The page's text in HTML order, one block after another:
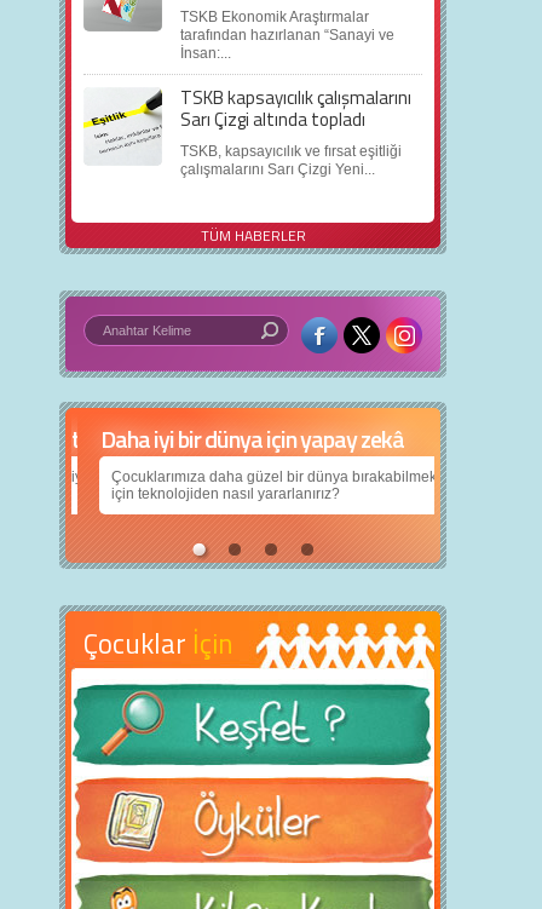
TSKB Ekonomik Araştırmalar
tarafından hazırlanan “Sanayi ve
İnsan:...
TSKB kapsayıcılık çalışmalarını
Sarı Çizgi altında topladı
TSKB, kapsayıcılık ve fırsat eşitliği
çalışmalarını Sarı Çizgi Yeni...
TÜM HABERLER
Daha iyi bir dünya için yapay zekâ
Çocuklarımıza daha güzel bir dünya bırakabilmek
için teknolojiden nasıl yararlanırız?
Çocuklar İçin